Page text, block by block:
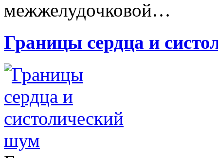
межжелудочковой…
Границы сердца и